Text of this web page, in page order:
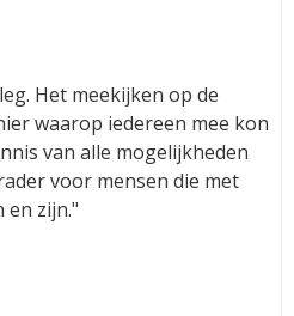
Het meekijken op de
waarop iedereen mee kon
van alle mogelijkheden
voor mensen die met
en zijn."